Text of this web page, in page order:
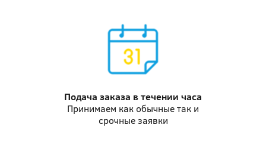
Подача заказа в течении часа
Принимаем как обычные так и
срочные заявки